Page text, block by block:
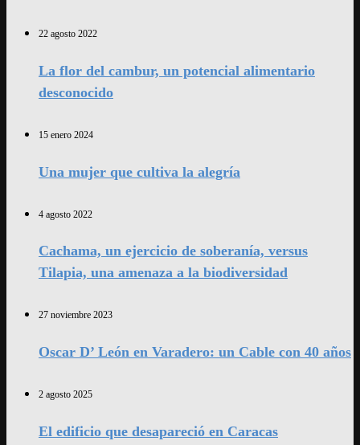
22 agosto 2022
La flor del cambur, un potencial alimentario
desconocido
15 enero 2024
Una mujer que cultiva la alegría
4 agosto 2022
Cachama, un ejercicio de soberanía, versus
Tilapia, una amenaza a la biodiversidad
27 noviembre 2023
Oscar D’ León en Varadero: un Cable con 40 años
2 agosto 2025
El edificio que desapareció en Caracas